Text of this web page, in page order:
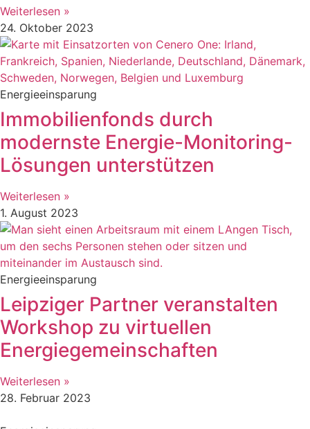
Weiterlesen »
24. Oktober 2023
Energieeinsparung
Immobilienfonds durch
modernste Energie-Monitoring-
Lösungen unterstützen
Weiterlesen »
1. August 2023
Energieeinsparung
Leipziger Partner veranstalten
Workshop zu virtuellen
Energiegemeinschaften
Weiterlesen »
28. Februar 2023